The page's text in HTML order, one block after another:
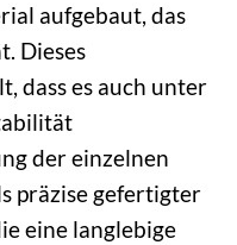
aufgebaut, das
Dieses
dass es auch unter
der einzelnen
präzise gefertigter
eine langlebige